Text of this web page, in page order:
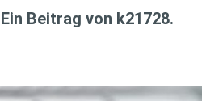
Ein Beitrag von k21728.